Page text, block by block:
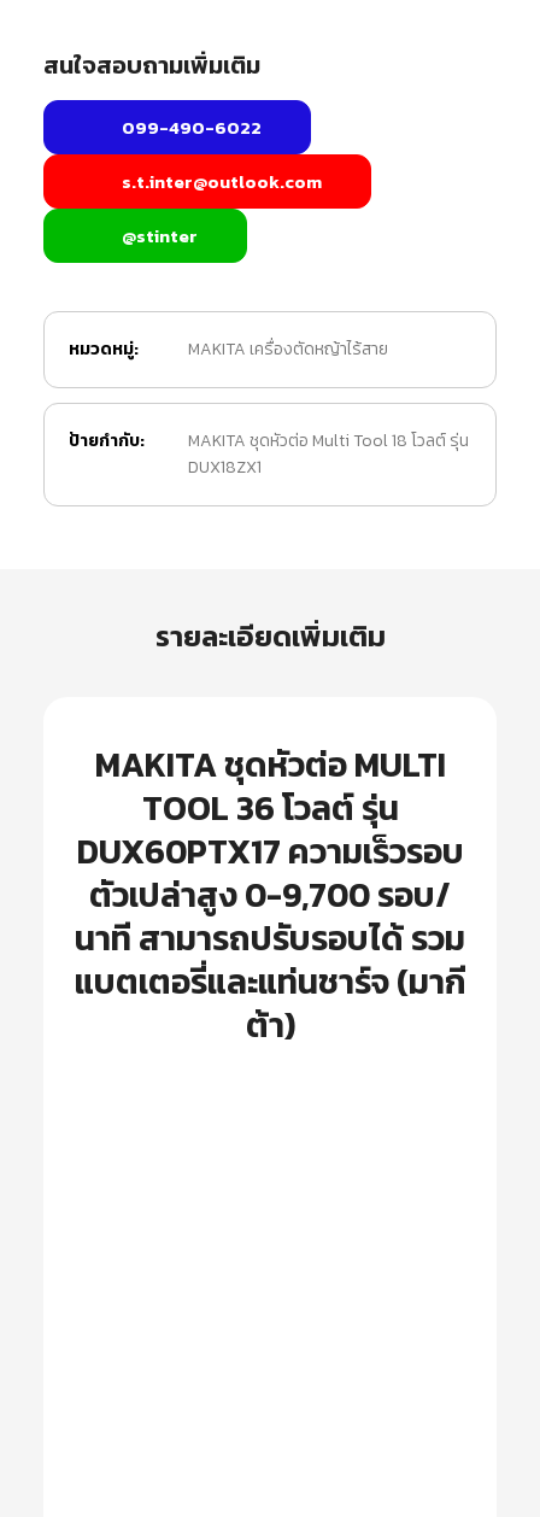
สนใจสอบถามเพิ่มเติม
099-490-6022
s.t.inter@outlook.com
@stinter
หมวดหมู่: MAKITA เครื่องตัดหญ้าไร้สาย
ป้ายกำกับ:
MAKITA ชุดหัวต่อ Multi Tool 18 โวลต์ รุ่น
DUX18ZX1
รายละเอียดเพิ่มเติม
MAKITA ชุดหัวต่อ MULTI
TOOL 36 โวลต์ รุ่น
DUX60PTX17 ความเร็วรอบ
ตัวเปล่าสูง 0-9,700 รอบ/
นาที สามารถปรับรอบได้ รวม
แบตเตอรี่และแท่นชาร์จ (มากี
ต้า)